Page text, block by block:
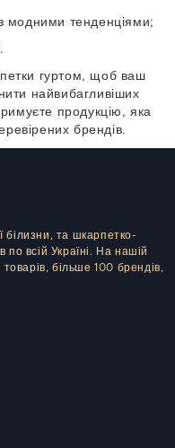
з модними тенденціями;
.
гуртом, щоб ваш
найвибагливіших
продукцію, яка
брендів.
білизни, та шкарпетко-
по всій Україні. На нашій
більше 100 брендів,